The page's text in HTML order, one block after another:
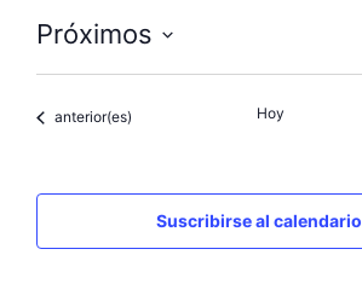
s
Próximos
S
l
c
i
Eventos
anterior(es) Hoy
Suscribirse al calendario